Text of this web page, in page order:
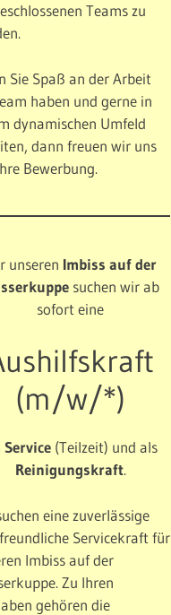
Teams zu
Sie Spaß an der Arbeit
haben und gerne in
dynamischen Umfeld
dann freuen wir uns
Bewerbung.
unseren Imbiss auf der
suchen wir ab
sofort eine
(m/w/*)
Service(Teilzeit) und als
Reinigungskraft.
eine zuverlässige
Servicekraft für
Imbiss auf der
Zu Ihren
gehören die